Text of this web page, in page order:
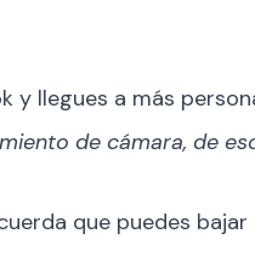
y llegues a más
de cámara, de
que puedes